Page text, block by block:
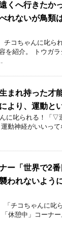
くへ行きたか
れないが鳥類
チコちゃんに叱
を紹介。 トウガ
まれ持った才
より、運動と
に叱られる！「
動神経がいいっ
ー「世界で2
われないよう
「チコちゃんに叱
休憩中」コーナ